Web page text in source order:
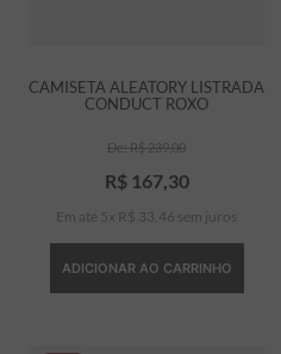
CAMISETA ALEATORY LISTRADA
CONDUCT ROXO
R$239,00
R$ 167,30
Em até 5 x R$ 33 46 sem juros
ADICIONAR AO CARRINHO